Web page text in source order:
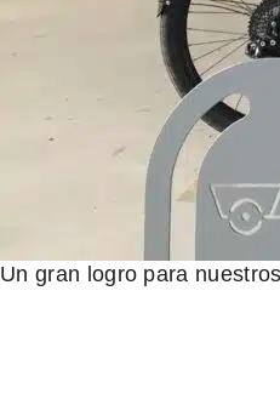
Un gran logro para